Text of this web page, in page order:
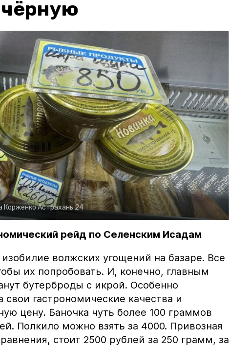
КорженкоАстрахань 24
рейд по Селенским Исадам
изобилие волжских угощений на базаре. Все
их попробовать. И, конечно, главным
бутерброды с икрой. Особенно
гастрономические качества и
цену. Баночка чуть более 100 граммов
Полкило можно взять за 4000. Привозная
стоит 2500 рублей за 250 грамм, за